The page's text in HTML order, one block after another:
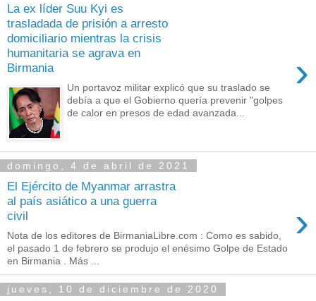
La ex líder Suu Kyi es
trasladada de prisión a arresto
domiciliario mientras la crisis
humanitaria se agrava en
Birmania
›
Un portavoz militar explicó que su traslado se
debía a que el Gobierno quería prevenir "golpes
de calor en presos de edad avanzada...
domingo, 4 de abril de 2021
El Ejército de Myanmar arrastra
al país asiático a una guerra
civil
›
Nota de los editores de BirmaniaLibre.com : Como es sabido,
el pasado 1 de febrero se produjo el enésimo Golpe de Estado
en Birmania . Más ...
jueves, 10 de diciembre de 2020